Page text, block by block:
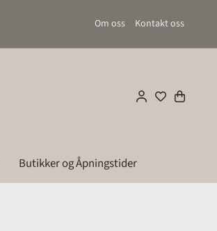
Om oss Kontakt oss
Butikker og Åpningstider